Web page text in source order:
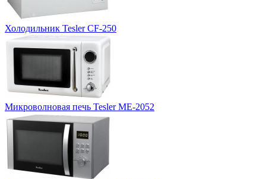
Холодильник Tesler CF-250
Микроволновая печь Tesler ME-2052